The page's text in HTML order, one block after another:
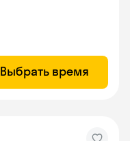
Выбрать время